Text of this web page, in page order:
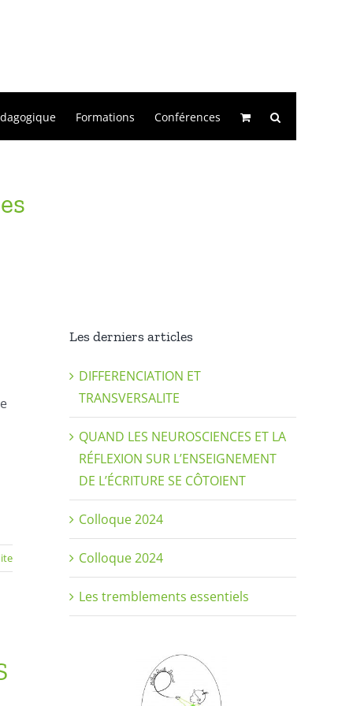
Formations Conférences
Les derniers articles
DIFFERENCIATION ET
TRANSVERSALITE
QUAND LES NEUROSCIENCES ET LA
RÉFLEXION SUR L’ENSEIGNEMENT
DE L’ÉCRITURE SE CÔTOIENT
Colloque 2024
Colloque 2024
Les tremblements essentiels